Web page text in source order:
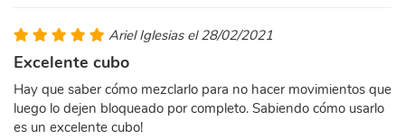
Ariel Iglesias el 28/02/2021
Excelente cubo
Hay que saber cómo mezclarlo para no hacer movimientos que
luego lo dejen bloqueado por completo. Sabiendo cómo usarlo
es un excelente cubo!